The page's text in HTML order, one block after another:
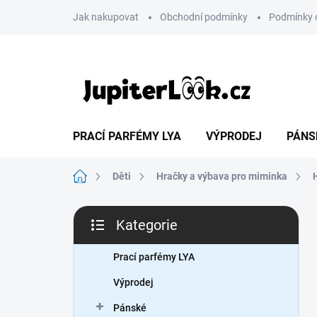
Jak nakupovat Obchodní podmínky Podmínky
PRACÍ PARFÉMY LYA VÝPRODEJ
Domů Děti Hračky a výbava pro miminka
P
s
kategorie
Kategorie
Prací parfémy LYA
Výprodej
Pánské